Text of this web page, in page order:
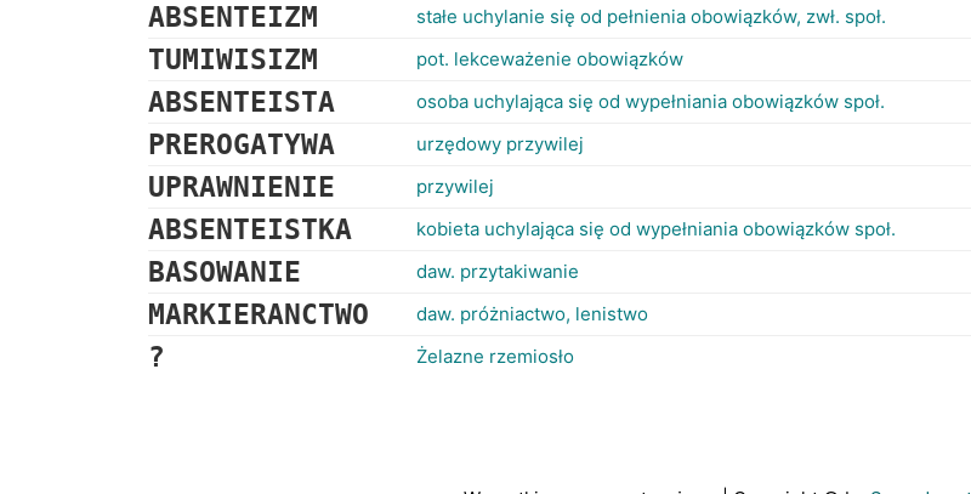
ABSENTEIZM stałe uchylanie się od pełnienia obowiązków, zwł. społ.
TUMIWISIZM pot. lekceważenie obowiązków
ABSENTEISTA osoba uchylająca się od wypełniania obowiązków społ.
PREROGATYWA urzędowy przywilej
UPRAWNIENIE przywilej
ABSENTEISTKA kobieta uchylająca się od wypełniania obowiązków społ.
BASOWANIE daw. przytakiwanie
MARKIERANCTWO daw. próżniactwo, lenistwo
? Żelazne rzemiosło